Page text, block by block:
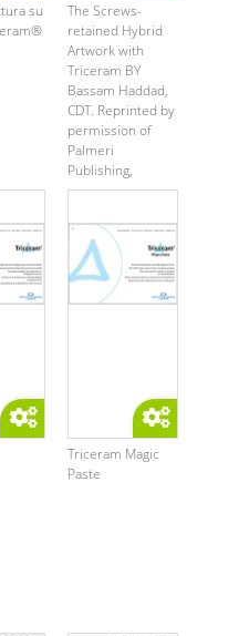
su
The Screws-
retained Hybrid
Artwork with
Triceram BY
Bassam Haddad,
CDT. Reprinted by
permission of
Palmeri
Publishing,
®2013 ...
Triceram Magic
Paste